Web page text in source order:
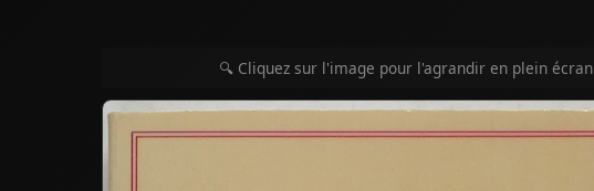
🔍 Cliquez sur l'image pour l'agrandir en plein écran